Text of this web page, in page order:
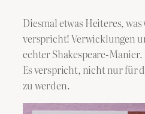
Diesmal etwas Heiteres,
verspricht! Verwicklungen
echter Shakespeare-Manier.
Es verspricht, nicht nur für
zu werden.